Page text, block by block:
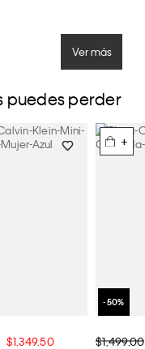
Ver más
puedes perder
$1,349.50
+
$1,499.00